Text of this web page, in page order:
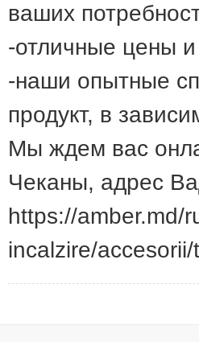
ваших
-отличные цены
-наши опытные
продукт, в
Мы ждем вас
Чеканы, адрес
https://amber.md/
incalzire/